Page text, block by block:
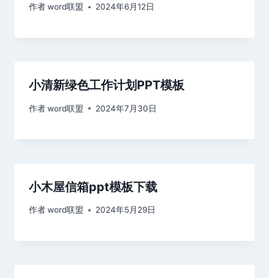
作者word联盟 2024年6月12日
小清新绿色工作计划PPT模板
作者word联盟 2024年7月30日
小木屋信箱ppt模板下载
作者word联盟 2024年5月29日